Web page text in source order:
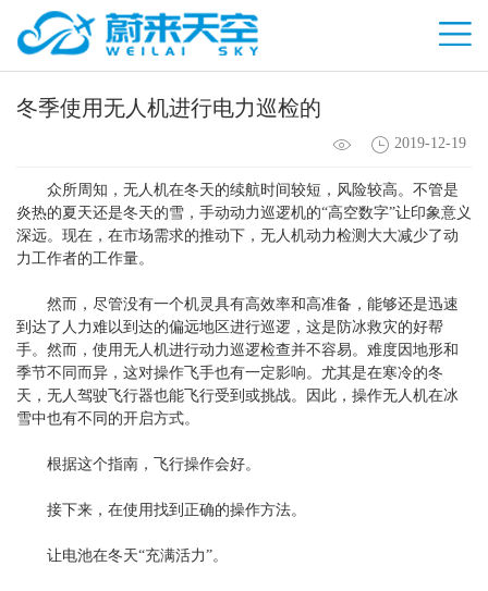
冬季使用无人机进行电力巡检的
2019-12-19
众所周知，无人机在冬天的续航时间较短，风险较高。不管是
炎热的夏天还是冬天的雪，手动动力巡逻机的“高空数字”让印象意义
深远。现在，在市场需求的推动下，无人机动力检测大大减少了动
力工作者的工作量。
然而，尽管没有一个机灵具有高效率和高准备，能够还是迅速
到达了人力难以到达的偏远地区进行巡逻，这是防冰救灾的好帮
手。然而，使用无人机进行动力巡逻检查并不容易。难度因地形和
季节不同而异，这对操作飞手也有一定影响。尤其是在寒冷的冬
天，无人驾驶飞行器也能飞行受到或挑战。因此，操作无人机在冰
雪中也有不同的开启方式。
根据这个指南，飞行操作会好。
接下来，在使用找到正确的操作方法。
让电池在冬天“充满活力”。